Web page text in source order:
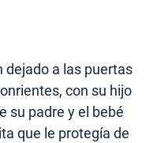
dejado a las puertas
con su hijo
su padre y el bebé
que le protegía de